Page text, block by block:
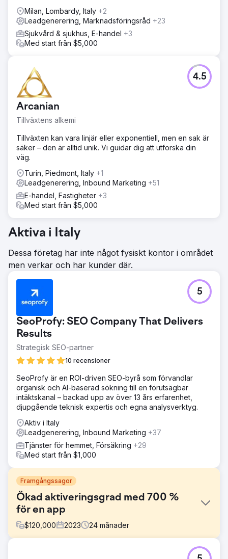
Milan, Lombardy, Italy +2
Leadgenerering, Marknadsföringsråd +23
Sjukvård & sjukhus, E-handel +3
Med start från $5,000
Arcanian
Tillväxtens alkemi
4.5
Tillväxten kan vara linjär eller exponentiell, men en sak är
säker – den är alltid unik. Vi guidar dig att utforska din
väg.
Turin, Piedmont, Italy +1
Leadgenerering, Inbound Marketing +51
E-handel, Fastigheter +3
Med start från $5,000
Aktiva i Italy
Dessa företag har inte något fysiskt kontor i området
men verkar och har kunder där.
SeoProfy: SEO Company That Delivers
Results
Strategisk SEO-partner
10 recensioner
5
SeoProfy är en ROI-driven SEO-byrå som förvandlar
organisk och AI-baserad sökning till en förutsägbar
intäktskanal – backad upp av över 13 års erfarenhet,
djupgående teknisk expertis och egna analysverktyg.
Aktiv i Italy
Leadgenerering, Inbound Marketing +37
Tjänster för hemmet, Försäkring +29
Med start från $1,000
Framgångssagor
Ökad aktiveringsgrad med 700 %
för en app
$120,000 2023 24 månader